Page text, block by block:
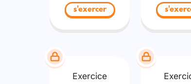
s'exercer
Exercice